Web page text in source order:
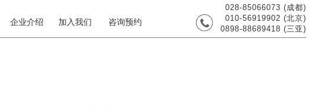
企业介绍 加入我们 咨询预约
028-85066073 (成都)
010-56919902 (北京)
0898-88689418 (三亚)